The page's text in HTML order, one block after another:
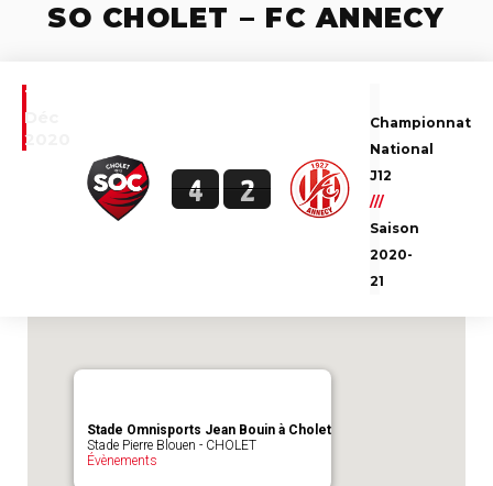
SO CHOLET – FC ANNECY
11
Déc
2020
4 2
Championnat
National
J12
///
Saison
2020-
21
Stade Omnisports
Stade Omnisports Jean Bouin à Cholet
Stade Pierre Blouen - CHOLET
Évènements